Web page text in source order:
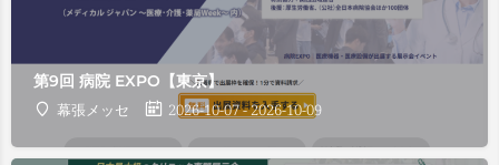
第9回 病院 EXPO【東京】
幕張メッセ
2026-10-07 - 2026-10-09